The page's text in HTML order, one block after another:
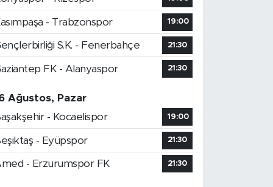
- Trabzonspor 19:00
S.K. - Fenerbahçe 21:30
FK - Alanyaspor 21:30
Ağustos, Pazar
- Kocaelispor
19:00
- Eyüpspor 21:30
- Erzurumspor FK 21:30